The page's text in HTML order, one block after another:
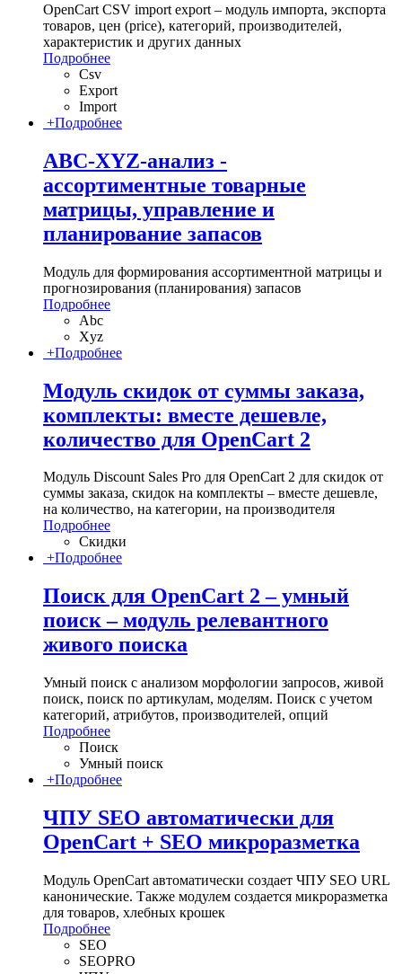
OpenCart CSV import export – модуль импорта, экспорта
товаров, цен (price), категорий, производителей,
характеристик и других данных
Подробнее
Csv
Export
Import
+Подробнее
ABC-XYZ-анализ -
ассортиментные товарные
матрицы, управление и
планирование запасов
Модуль для формирования ассортиментной матрицы и
прогнозирования (планирования) запасов
Подробнее
Abc
Xyz
+Подробнее
Модуль скидок от суммы заказа,
комплекты: вместе дешевле,
количество для OpenCart 2
Модуль Discount Sales Pro для OpenCart 2 для скидок от
суммы заказа, скидок на комплекты – вместе дешевле,
на количество, на категории, на производителя
Подробнее
Скидки
+Подробнее
Поиск для OpenCart 2 – умный
поиск – модуль релевантного
живого поиска
Умный поиск с анализом морфологии запросов, живой
поиск, поиск по артикулам, моделям. Поиск с учетом
категорий, атрибутов, производителей, опций
Подробнее
Поиск
Умный поиск
+Подробнее
ЧПУ SEO автоматически для
OpenCart + SEO микроразметка
Модуль OpenCart автоматически создает ЧПУ SEO URL
канонические. Также модулем создается микроразметка
для товаров, хлебных крошек
Подробнее
SEO
SEOPRO